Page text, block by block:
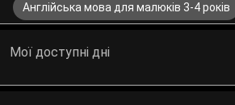
Англійська мова для малюків 3-4 років
Мої доступні дні